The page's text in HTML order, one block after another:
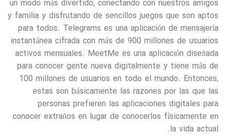
un modo más divertido, conectando con nuestros amigos
y familia y disfrutando de sencillos juegos que son aptos
para todos. Telegrams es una aplicación de mensajería
instantánea cifrada con más de 900 millones de usuarios
activos mensuales. MeetMe es una aplicación diseñada
para conocer gente nueva digitalmente y tiene más de
100 millones de usuarios en todo el mundo. Entonces,
estas son básicamente las razones por las que las
personas prefieren las aplicaciones digitales para
conocer extraños en lugar de conocerlos físicamente en
la vida actual.